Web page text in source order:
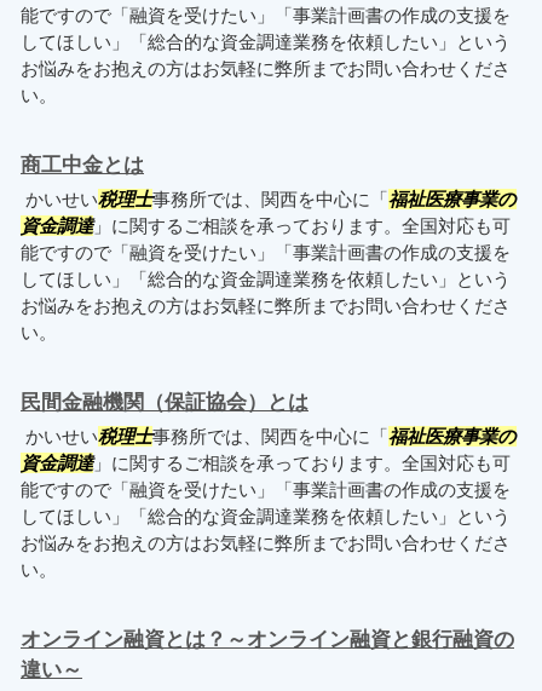
能ですので「融資を受けたい」「事業計画書の作成の支援を
してほしい」「総合的な資金調達業務を依頼したい」という
お悩みをお抱えの方はお気軽に弊所までお問い合わせくださ
い。
商工中金とは
かいせい税理士事務所では、関西を中心に「福祉医療事業の
資金調達」に関するご相談を承っております。全国対応も可
能ですので「融資を受けたい」「事業計画書の作成の支援を
してほしい」「総合的な資金調達業務を依頼したい」という
お悩みをお抱えの方はお気軽に弊所までお問い合わせくださ
い。
民間金融機関（保証協会）とは
かいせい税理士事務所では、関西を中心に「福祉医療事業の
資金調達」に関するご相談を承っております。全国対応も可
能ですので「融資を受けたい」「事業計画書の作成の支援を
してほしい」「総合的な資金調達業務を依頼したい」という
お悩みをお抱えの方はお気軽に弊所までお問い合わせくださ
い。
オンライン融資とは？～オンライン融資と銀行融資の
違い～